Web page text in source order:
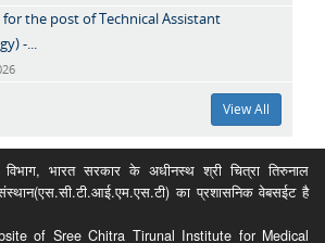
for the post of Technical Assistant
-...
View All
विभाग, भारत सरकार के अधीनस्थ श्री चित्रा तिरुनाल
संस्थान(एस.सी.टी.आई.एम.एस.टी) का प्रशासनिक वेबसईट है
of Sree Chitra Tirunal Institute for Medical